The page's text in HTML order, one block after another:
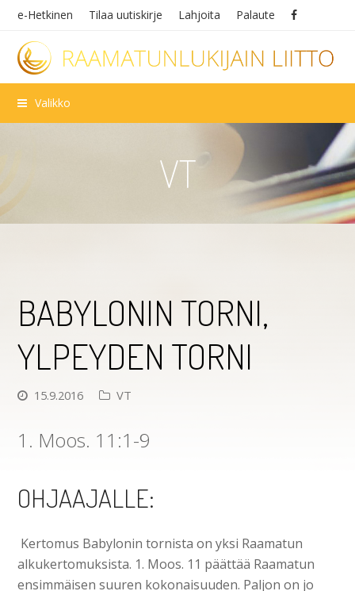
e-Hetkinen Tilaa uutiskirje Lahjoita Palaute
Valikko
VT
BABYLONIN TORNI,
YLPEYDEN TORNI
15.9.2016 VT
1. Moos. 11:1-9
OHJAAJALLE:
Kertomus Babylonin tornista on yksi Raamatun
alkukertomuksista. 1. Moos. 11 päättää Raamatun
ensimmäisen suuren kokonaisuuden. Paljon on jo